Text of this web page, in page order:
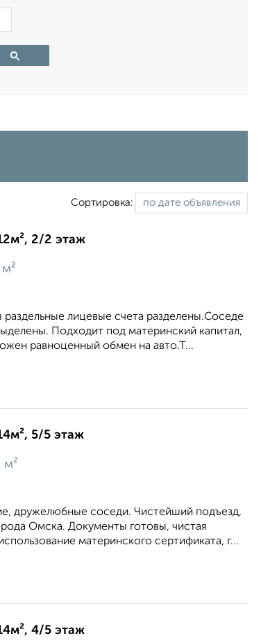
Сортировка:
2/2 этаж
м²
лицевые счета разделены.Соседе
Подходит под материнский капитал,
равноценный обмен на авто.Т...
5/5 этаж
м²
дружелюбные соседи. Чистейший подъезд,
Омска. Документы готовы, чистая
материнского сертификата, г...
4/5 этаж